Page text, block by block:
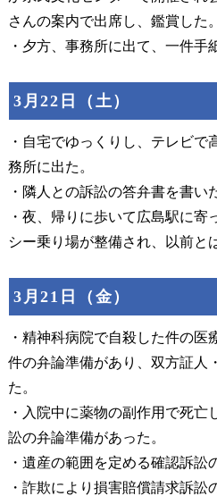
さんの案内で出席し、鑑賞した。
・夕方、事務所に出て、一件手
3月22日（土）
・自宅でゆっくりし、テレビ
務所に出た。
・隣人との訴訟の答弁書を書い
・夜、帰りに歩いて広島駅に寄
シー乗り場が整備され、以前と
3月21日（金）
・精神科病院で自殺した件の
件の弁論準備があり、双方証人
た。
・入院中に薬物の副作用で死
訟の弁論準備があった。
・遺産の範囲を定める確認訴訟
・詐欺により損害賠償請求訴訟